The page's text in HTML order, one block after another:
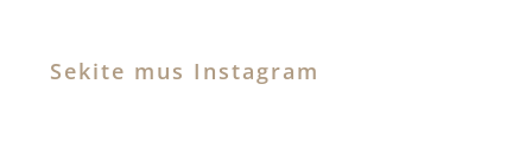
Sekite mus Instagram